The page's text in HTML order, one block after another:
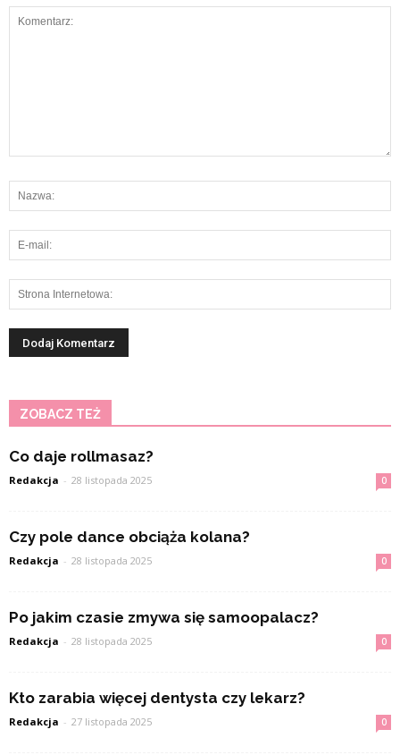
ZOBACZ TEŻ
Co daje rollmasaz?
Redakcja - 28 listopada 2025 0
Czy pole dance obciąża kolana?
Redakcja - 28 listopada 2025 0
Po jakim czasie zmywa się samoopalacz?
Redakcja - 28 listopada 2025 0
Kto zarabia więcej dentysta czy lekarz?
Redakcja - 27 listopada 2025 0